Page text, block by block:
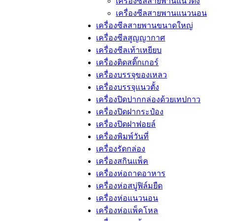
เครื่องซีลสายพานแนวนอน
เครื่องซีลสายพานขนาดใหญ่
เครื่องซีลสูญญากาศ
เครื่องซีลเท้าเหยียบ
เครื่องติดสติ๊กเกอร์
เครื่องบรรจุของเหลว
เครื่องบรรจุแนวตั้ง
เครื่องปิดปากกล่องด้วยเทปกาว
เครื่องปิดฝากระป๋อง
เครื่องปิดฝาฟอยล์
เครื่องพิมพ์วันที่
เครื่องรัดกล่อง
เครื่องสกินแพ็ค
เครื่องห่อถาดอาหาร
เครื่องห่อสบู่ฟิล์มยืด
เครื่องห่อแนวนอน
เครื่องห่อแพ็คโหล